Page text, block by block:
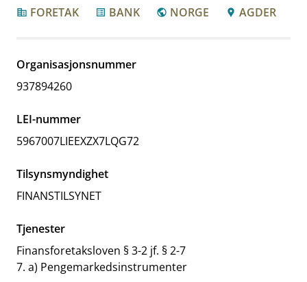
corporate_fare FORETAK list_alt BANK public NORGE location_pin AGDER
Organisasjonsnummer
937894260
LEI-nummer
5967007LIEEXZX7LQG72
Tilsynsmyndighet
FINANSTILSYNET
Tjenester
Finansforetaksloven § 3-2 jf. § 2-7
7. a) Pengemarkedsinstrumenter